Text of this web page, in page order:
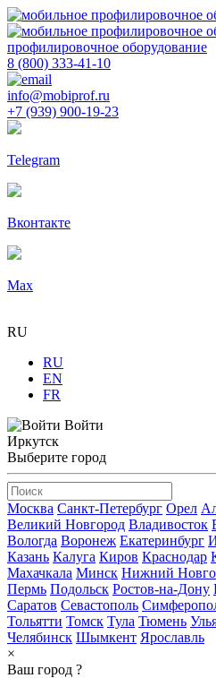
профилировочное оборудование
8 (800) 333-41-10
info@mobiprof.ru
+7 (939) 900-19-23
Telegram
Вконтакте
Max
RU
RU
EN
FR
Войти
Иркутск
Выберите город
Москва Санкт-Петербург Орел
Великий Новгород Владивосток
Вологда Воронеж Екатеринбург
Казань Калуга Киров Краснодар
Махачкала Минск Нижний
Пермь Подольск Ростов-на-Дону
Саратов Севастополь
Тольятти Томск Тула Тюмень
Челябинск Шымкент Ярославль
×
Ваш город ?